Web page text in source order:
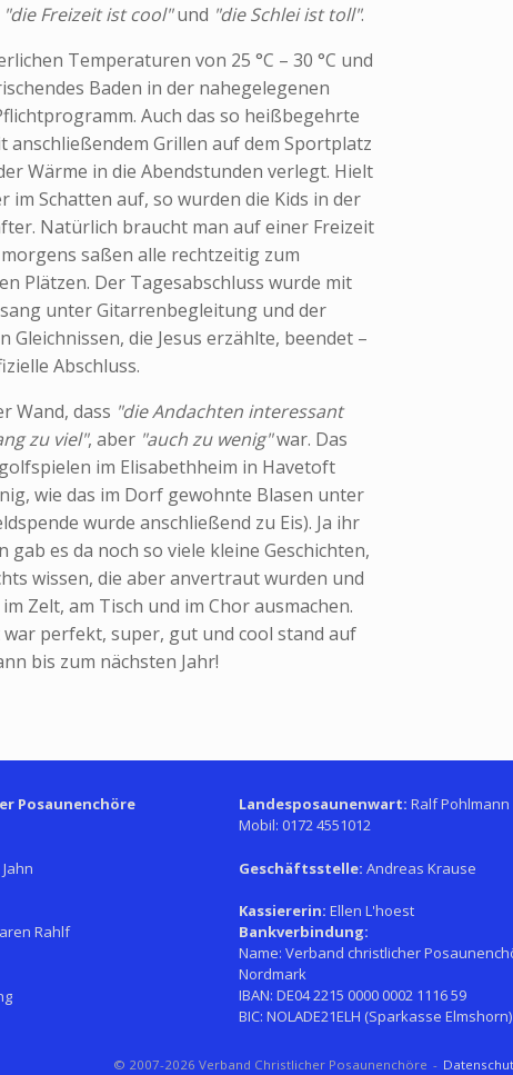
"die Freizeit ist cool"und "die Schlei ist toll".
Temperaturen von 25 °C – 30 °C und
Baden in der nahegelegenen
Auch das so heißbegehrte
anschließendem Grillen auf dem Sportplatz
Wärme in die Abendstunden verlegt. Hielt
im Schatten auf, so wurden die Kids in der
Natürlich braucht man auf einer Freizeit
saßen alle rechtzeitig zum
Plätzen. Der Tagesabschluss wurde mit
unter Gitarrenbegleitung und der
die Jesus erzählte, beendet –
Abschluss.
Wand, dass "die Andachten interessant
zu viel", aber "auch zu wenig"war. Das
im Elisabethheim in Havetoft
wie das im Dorf gewohnte Blasen unter
wurde anschließend zu Eis). Ja ihr
gab es da noch so viele kleine Geschichten,
wissen, die aber anvertraut wurden und
Zelt, am Tisch und im Chor ausmachen.
perfekt, super, gut und cool stand auf
bis zum nächsten Jahr!
Posaunenchöre
Rahlf
Landesposaunenwart: Ralf Pohlmann
Mobil: 0172 4551012
Geschäftsstelle: Andreas Krause
Kassiererin: Ellen L'hoest
Bankverbindung:
Name: Verband christlicher
Nordmark
IBAN: DE04 2215 0000 0002 1116 59
BIC: NOLADE21ELH (Sparkasse Elmshorn)
© 2007-2026 Verband Christlicher Posaunenchöre